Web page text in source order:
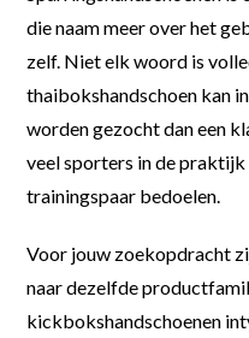
die naam meer over het
zelf. Niet elk woord is
thaibokshandschoen kan
worden gezocht dan een
veel sporters in de
trainingspaar bedoelen.
Voor jouw zoekopdracht
naar dezelfde
kickbokshandschoenen